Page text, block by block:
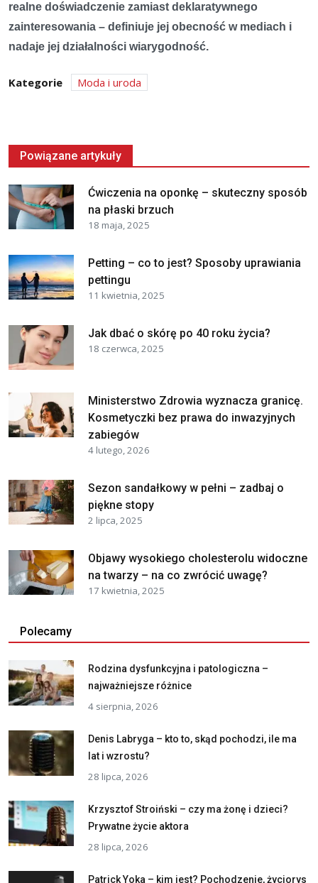
realne doświadczenie zamiast deklaratywnego
zainteresowania – definiuje jej obecność w mediach i
nadaje jej działalności wiarygodność.
Kategorie Moda i uroda
Powiązane artykuły
Ćwiczenia na oponkę – skuteczny sposób
na płaski brzuch
18 maja, 2025
Petting – co to jest? Sposoby uprawiania
pettingu
11 kwietnia, 2025
Jak dbać o skórę po 40 roku życia?
18 czerwca, 2025
Ministerstwo Zdrowia wyznacza granicę.
Kosmetyczki bez prawa do inwazyjnych
zabiegów
4 lutego, 2026
Sezon sandałkowy w pełni – zadbaj o
piękne stopy
2 lipca, 2025
Objawy wysokiego cholesterolu widoczne
na twarzy – na co zwrócić uwagę?
17 kwietnia, 2025
Polecamy
Rodzina dysfunkcyjna i patologiczna –
najważniejsze różnice
4 sierpnia, 2026
Denis Labryga – kto to, skąd pochodzi, ile ma
lat i wzrostu?
28 lipca, 2026
Krzysztof Stroiński – czy ma żonę i dzieci?
Prywatne życie aktora
28 lipca, 2026
Patrick Yoka – kim jest? Pochodzenie, życiorys